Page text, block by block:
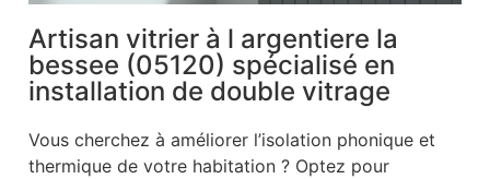
Artisan vitrier à l argentiere la
bessee (05120) spécialisé en
installation de double vitrage
Vous cherchez à améliorer l’isolation phonique et
thermique de votre habitation ? Optez pour